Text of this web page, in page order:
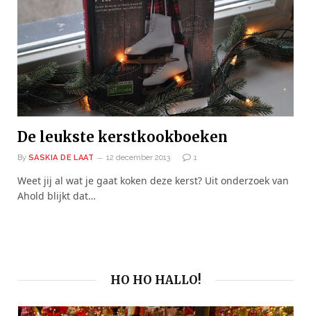
De leukste kerstkookboeken
By SASKIA DE LAAT 12 december 2013 1
Weet jij al wat je gaat koken deze kerst? Uit onderzoek van
Ahold blijkt dat…
HO HO HALLO!